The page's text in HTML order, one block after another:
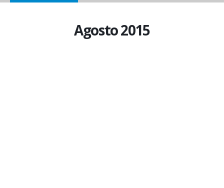
Agosto 2015